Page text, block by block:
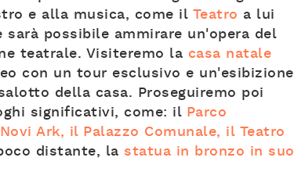
e alla musica, come il Teatro a lui
sarà possibile ammirare un'opera del
teatrale. Visiteremo la casa natale
con un tour esclusivo e un'esibizione
della casa. Proseguiremo poi
significativi, come: il Parco
Ark, il Palazzo Comunale, il Teatro
distante, la statua in bronzo in suo